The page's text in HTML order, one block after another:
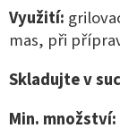
Využití:
mas, při
Skladujte v
Min. množství: